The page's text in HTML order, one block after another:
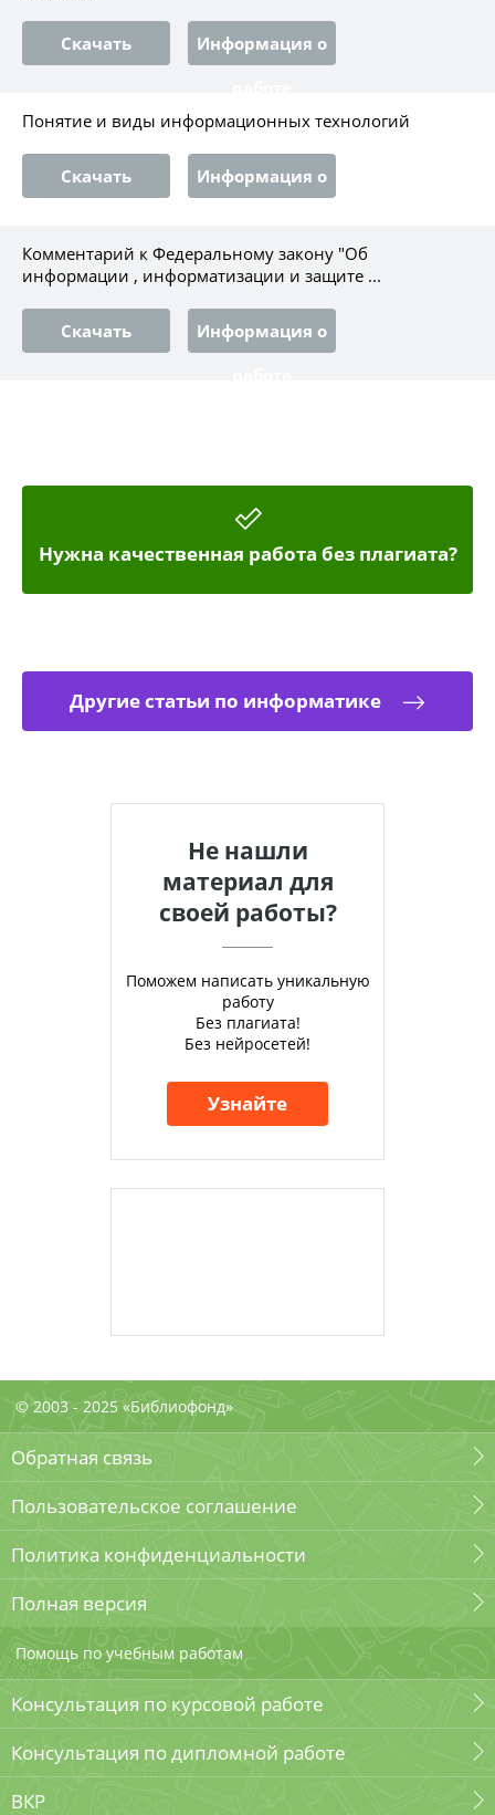
Скачать
Информация о
Понятие и виды информационных технологий
Скачать
Информация о
Комментарий к Федеральному закону "Об
информации , информатизации и защите ...
Скачать
Информация о
Нужна качественная работа без плагиата?
Другие статьи по информатике
Не нашли
материал для
своей работы?
Поможем написать уникальную
работу
Без плагиата!
Без нейросетей!
Узнайте
© 2003 - 2025 «Библиофонд»
Обратная связь
Пользовательское соглашение
Политика конфиденциальности
Полная версия
Помощь по учебным работам
Консультация по курсовой работе
Консультация по дипломной работе
ВКР